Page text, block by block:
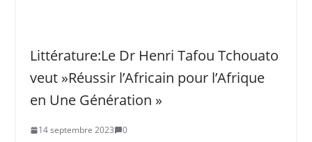
Littérature:Le Dr Henri Tafou Tchouato
veut »Réussir l’Africain pour l’Afrique
en Une Génération »
14 septembre 2023 0